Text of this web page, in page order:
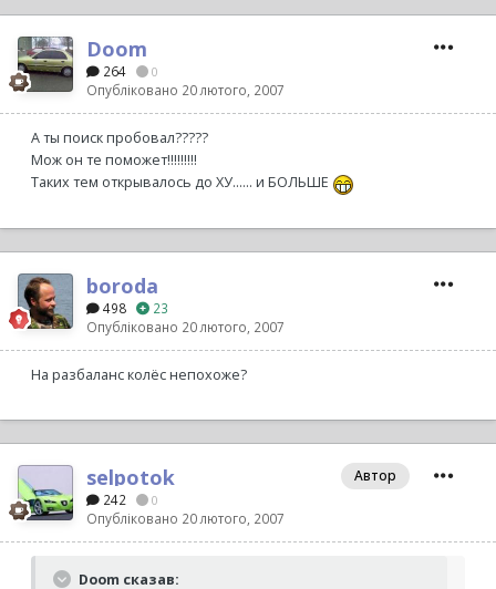
Doom
264 0
Опубліковано 20 лютого, 2007
А ты поиск пробовал?????
Мож он те поможет!!!!!!!!!
Таких тем открывалось до ХУ...... и БОЛЬШЕ
boroda
498
23
Опубліковано 20 лютого, 2007
На разбаланс колёс непохоже?
selpotok
242 0
Опубліковано 20 лютого, 2007
Автор
Doom сказав: